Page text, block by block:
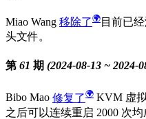
Miao Wang 移除了 目前已
头文件。
第 61 期 (2024-08-13 ~ 2024-
Bibo Mao 修复了
KVM 虚
之后可以连续重启 2000 次均